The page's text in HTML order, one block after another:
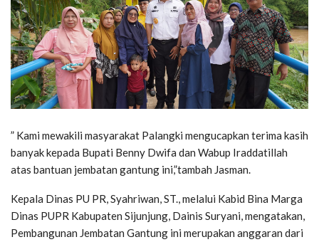
” Kami mewakili masyarakat Palangki mengucapkan terima kasih
banyak kepada Bupati Benny Dwifa dan Wabup Iraddatillah
atas bantuan jembatan gantung ini,”tambah Jasman.
Kepala Dinas PU PR, Syahriwan, ST., melalui Kabid Bina Marga
Dinas PUPR Kabupaten Sijunjung, Dainis Suryani, mengatakan,
Pembangunan Jembatan Gantung ini merupakan anggaran dari